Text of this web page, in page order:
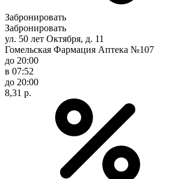
Забронировать
Забронировать
ул. 50 лет Октября, д. 11
Гомельская Фармация Аптека №107
до 20:00
в 07:52
до 20:00
8,31 р.